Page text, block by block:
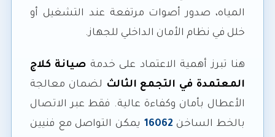
المياه، صدور أصوات مرتفعة عند التشغيل أو
خلل في نظام الأمان الداخلي للجهاز.
هنا تبرز أهمية الاعتماد على خدمة صيانة كلاج
المعتمدة في التجمع الثالث لضمان معالجة
الأعطال بأمان وكفاءة عالية. فقط عبر الاتصال
بالخط الساخن 16062 يمكن التواصل مع فنيين